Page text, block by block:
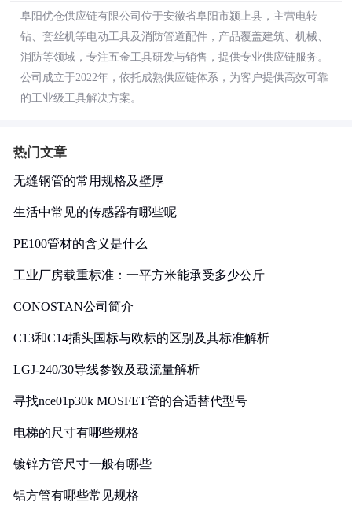
阜阳优仓供应链有限公司位于安徽省阜阳市颍上县，主营电转
钻、套丝机等电动工具及消防管道配件，产品覆盖建筑、机械、
消防等领域，专注五金工具研发与销售，提供专业供应链服务。
公司成立于2022年，依托成熟供应链体系，为客户提供高效可靠
的工业级工具解决方案。
热门文章
无缝钢管的常用规格及壁厚
生活中常见的传感器有哪些呢
PE100管材的含义是什么
工业厂房载重标准：一平方米能承受多少公斤
CONOSTAN公司简介
C13和C14插头国标与欧标的区别及其标准解析
LGJ-240/30导线参数及载流量解析
寻找nce01p30k MOSFET管的合适替代型号
电梯的尺寸有哪些规格
镀锌方管尺寸一般有哪些
铝方管有哪些常见规格